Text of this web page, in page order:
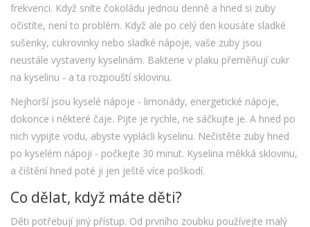
frekvenci. Když sníte čokoládu jednou denně a hned si zuby
očistíte, není to problém. Když ale po celý den kousáte sladké
sušenky, cukrovinky nebo sladké nápoje, vaše zuby jsou
neustále vystaveny kyselinám. Bakterie v plaku přeměňují cukr
na kyselinu - a ta rozpouští sklovinu.
Nejhorší jsou kyselé nápoje - limonády, energetické nápoje,
dokonce i některé čaje. Pijte je rychle, ne sáčkujte je. A hned po
nich vypijte vodu, abyste vyplácli kyselinu. Nečistěte zuby hned
po kyselém nápoji - počkejte 30 minut. Kyselina měkká sklovinu,
a čištění hned poté ji jen ještě více poškodí.
Co dělat, když máte děti?
Děti potřebují jiný přístup. Od prvního zoubku používejte malý